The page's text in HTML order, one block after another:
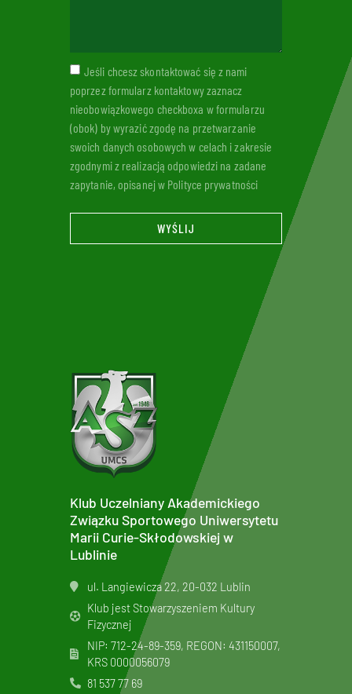
Jeśli chcesz skontaktować się z nami
poprzez formularz kontaktowy zaznacz
nieobowiązkowego checkboxa w formularzu
(obok) by wyrazić zgodę na przetwarzanie
swoich danych osobowych w celach i zakresie
zgodnymi z realizacją odpowiedzi na zadane
zapytanie, opisanej w Polityce prywatności
WYŚLIJ
Klub Uczelniany Akademickiego
Związku Sportowego Uniwersytetu
Marii Curie-Skłodowskiej w
Lublinie
ul. Langiewicza 22, 20-032 Lublin
Klub jest Stowarzyszeniem Kultury
Fizycznej
NIP: 712-24-89-359, REGON: 431150007,
KRS 0000056079
81 537 77 69